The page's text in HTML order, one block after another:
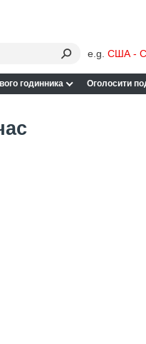
e.g. США -
годинника Оголосити